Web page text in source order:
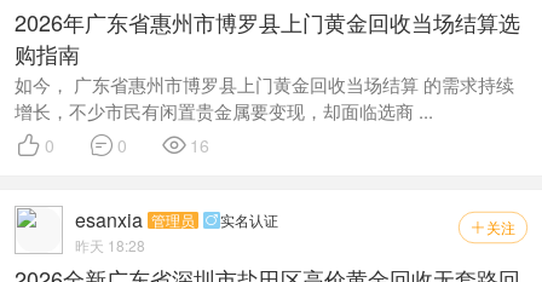
2026年广东省惠州市博罗县上门黄金回收当场结算选
购指南
如今， 广东省惠州市博罗县上门黄金回收当场结算 的需求持续
增长，不少市民有闲置贵金属要变现，却面临选商 ...
 0  0  16
 关注
esanxia 管理员 实名认证
昨天 18:28